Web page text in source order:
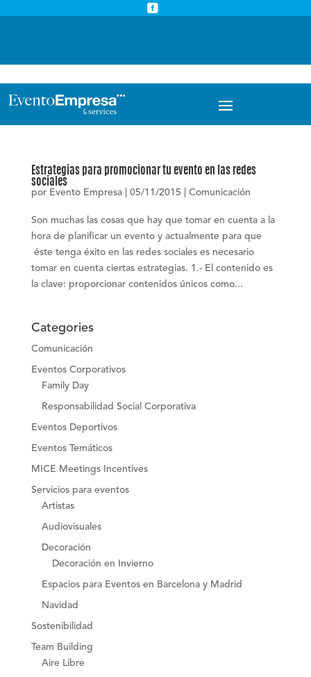

Estrategias para promocionar tu evento en las redes
sociales
por Evento Empresa| 05/11/2015 Comunicación
Son muchas las cosas que hay que tomar en cuenta a la
hora de planificar un evento y actualmente para que
éste tenga éxito en las redes sociales es necesario
tomar en cuenta ciertas estrategias. 1.- El contenido es
la clave: proporcionar contenidos únicos como...
Categories
Comunicación
Eventos Corporativos
Family Day
Responsabilidad Social Corporativa
Eventos Deportivos
Eventos Temáticos
MICE Meetings Incentives
Servicios para eventos
Artistas
Audiovisuales
Decoración
Decoración en Invierno
Espacios para Eventos en Barcelona y Madrid
Navidad
Sostenibilidad
Team Building
Aire Libre